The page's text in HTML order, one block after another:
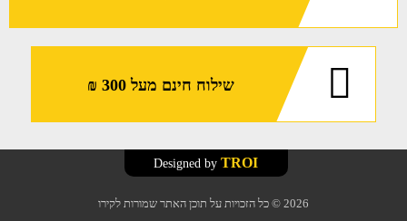
שילוח חינם מעל 300 ₪
2026 © כל הזכויות על תוכן האתר שמורות לקירו
TROI